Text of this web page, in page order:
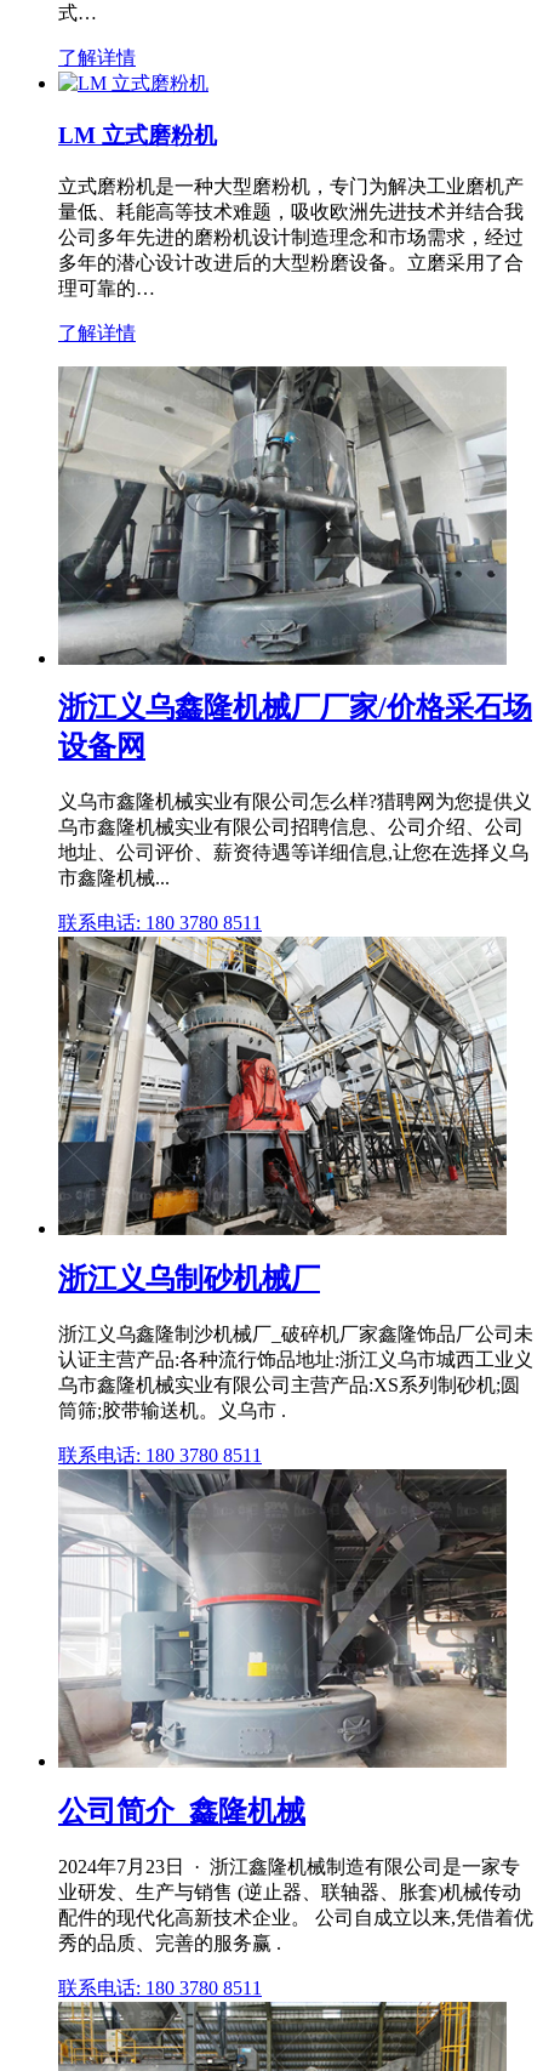
式…
了解详情
LM 立式磨粉机
立式磨粉机是一种大型磨粉机，专门为解决工业磨机产
量低、耗能高等技术难题，吸收欧洲先进技术并结合我
公司多年先进的磨粉机设计制造理念和市场需求，经过
多年的潜心设计改进后的大型粉磨设备。立磨采用了合
理可靠的…
了解详情
浙江义乌鑫隆机械厂厂家/价格采石场
设备网
义乌市鑫隆机械实业有限公司怎么样?猎聘网为您提供义
乌市鑫隆机械实业有限公司招聘信息、公司介绍、公司
地址、公司评价、薪资待遇等详细信息,让您在选择义乌
市鑫隆机械...
联系电话: 180 3780 8511
浙江义乌制砂机械厂
浙江义乌鑫隆制沙机械厂_破碎机厂家鑫隆饰品厂公司未
认证主营产品:各种流行饰品地址:浙江义乌市城西工业义
乌市鑫隆机械实业有限公司主营产品:XS系列制砂机;圆
筒筛;胶带输送机。义乌市 .
联系电话: 180 3780 8511
公司简介_鑫隆机械
2024年7月23日 · 浙江鑫隆机械制造有限公司是一家专
业研发、生产与销售 (逆止器、联轴器、胀套)机械传动
配件的现代化高新技术企业。 公司自成立以来,凭借着优
秀的品质、完善的服务赢 .
联系电话: 180 3780 8511